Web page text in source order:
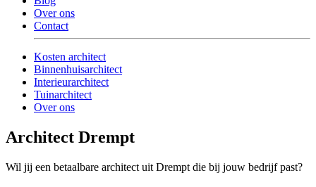
Over ons
Contact
Kosten architect
Binnenhuisarchitect
Interieurarchitect
Tuinarchitect
Over ons
Architect Drempt
Wil jij een betaalbare architect uit Drempt die bij jouw bedrijf past?